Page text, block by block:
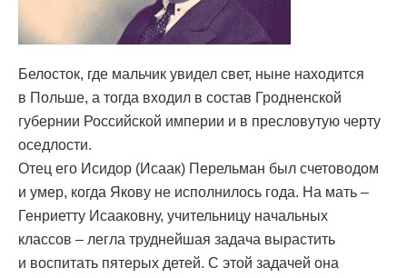
Белосток, где мальчик увидел свет, ныне находится
в Польше, а тогда входил в состав Гродненской
губернии Российской империи и в пресловутую черту
оседлости.
Отец его Исидор (Исаак) Перельман был счетоводом
и умер, когда Якову не исполнилось года. На мать –
Генриетту Исааковну, учительницу начальных
классов – легла труднейшая задача вырастить
и воспитать пятерых детей. С этой задачей она